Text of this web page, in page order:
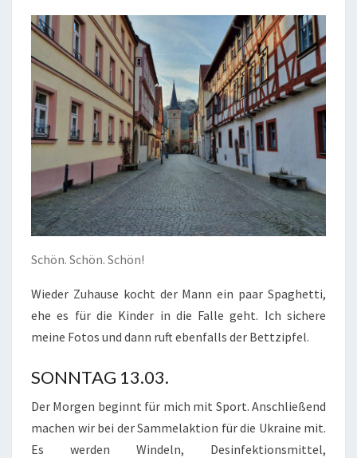
Schön. Schön. Schön!
Wieder Zuhause kocht der Mann ein paar Spaghetti,
ehe es für die Kinder in die Falle geht. Ich sichere
meine Fotos und dann ruft ebenfalls der Bettzipfel.
SONNTAG 13.03.
Der Morgen beginnt für mich mit Sport. Anschließend
machen wir bei der Sammelaktion für die Ukraine mit.
Es werden Windeln, Desinfektionsmittel,